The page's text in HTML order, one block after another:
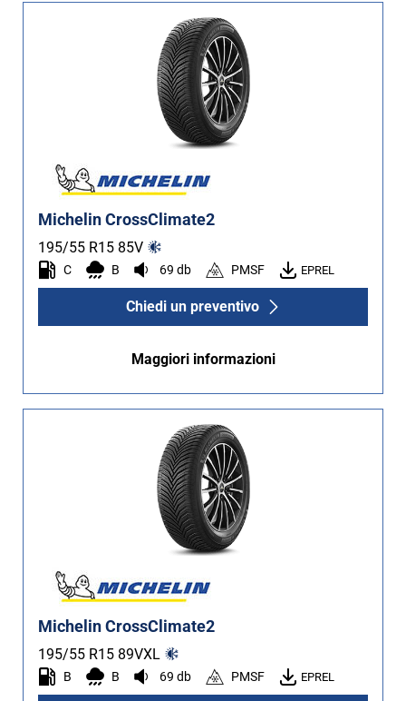
Michelin CrossClimate2
195/55 R15 85V
C B 69 db PMSF EPREL
Chiedi un preventivo
Maggiori informazioni
Michelin CrossClimate2
195/55 R15 89VXL
B B 69 db PMSF EPREL